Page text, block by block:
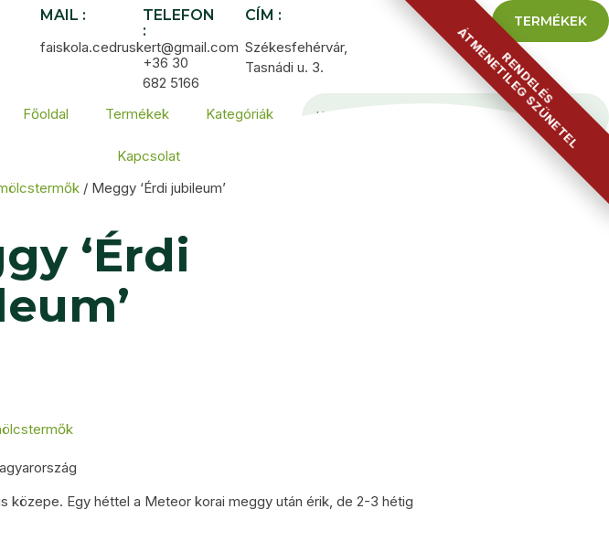
RENDELÉS
ÁTMENETILEG SZÜNETEL
MAIL :
faiskola.cedruskert@gmail.com
TELEFON
:
+36 30
682 5166
CÍM :
Székesfehérvár,
Tasnádi u. 3.
TERMÉKEK
Főoldal Termékek Kategóriák
Kapcsolat
/ Meggy ‘Érdi jubileum’
‘Érdi
közepe. Egy héttel a Meteor korai meggy után érik, de 2-3 hétig